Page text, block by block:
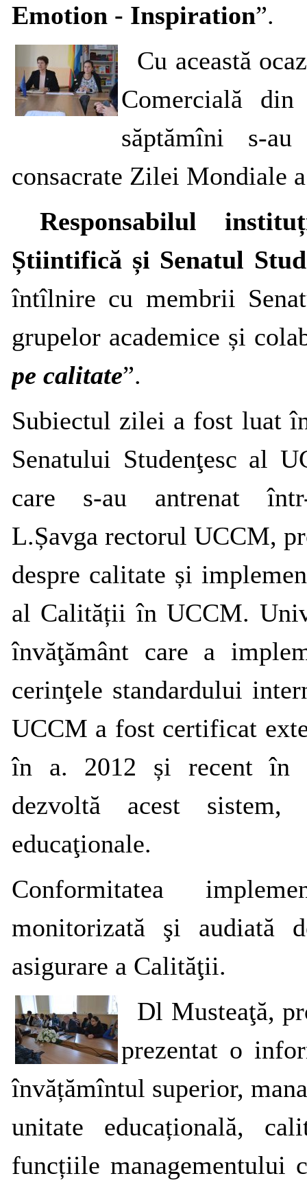
Emotion - Inspiration”.
Cu această
Comercială
săptămîni s-
consacrate Zilei Mondiale
Responsabilul
Știintifică și Senatul
întîlnire cu membrii
grupelor academice și
pe calitate”.
Subiectul zilei a fost luat
Senatului Studenţesc al
care s-au antrenat
L.Șavga rectorul UCCM,
despre calitate și
al Calității în UCCM.
învăţământ care a
cerinţele standardului
UCCM a fost certificat
în a. 2012 și recent în
dezvoltă acest sistem,
educaţionale.
Conformitatea
monitorizată şi audiată
asigurare a Calităţii.
Dl Musteaţă,
prezentat o
învățămîntul superior,
unitate educațională,
funcțiile managementului